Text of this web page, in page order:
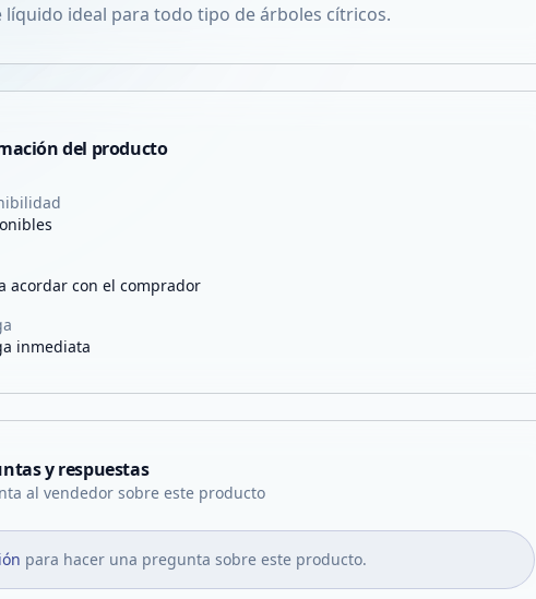
líquido ideal para todo tipo de árboles cítricos.
del producto
acordar con el comprador
inmediata
y respuestas
al vendedor sobre este producto
para hacer una pregunta sobre este producto.